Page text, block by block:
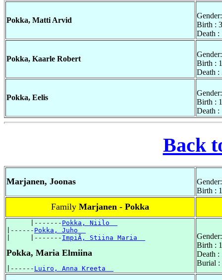
Pokka, Matti Arvid
Birth :
Death :
Pokka, Kaarle Robert
Birth :
Death :
Pokka, Eelis
Birth :
Death :
Back
Marjanen, Joonas
Birth :
Family Marjanen - Pokka
      |-------
Pokka, Niilo
|------ Pokka, Juho
|     |------- ImpiÃ, Stiina Maria
Pokka, Maria Elmiina
|------ Luiro, Anna Kreeta
Birth :
Death :
Burial :